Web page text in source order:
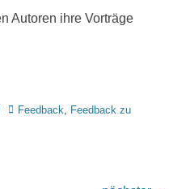
Autoren ihre Vorträge
TagsFeedback, Feedback zu